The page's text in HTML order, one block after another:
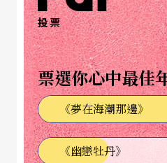
世博合作「台灣週」，明
樂團演出；台灣星光大道
「假音小胖」林育群，一
u〉藉著網路無遠弗屆的
目，日前已經和SONY唱
看完這一些例子，您是否
投票
票選你心中最佳
《夢在海潮那邊》
《幽戀牡丹》